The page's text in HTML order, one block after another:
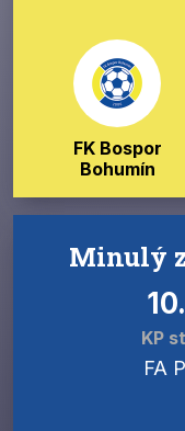
FK Bospor
Bohumín
Minulý
KP
FA